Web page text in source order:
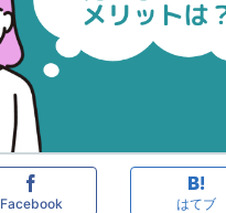
Facebook はてブ